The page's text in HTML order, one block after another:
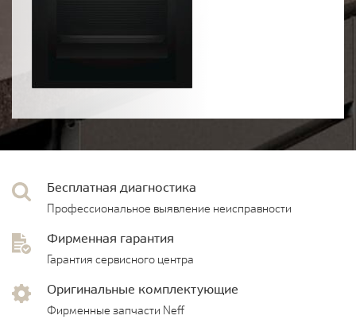
Бесплатная диагностика
Профессиональное выявление неисправности
Фирменная гарантия
Гарантия сервисного центра
Оригинальные комплектующие
Фирменные запчасти Neff